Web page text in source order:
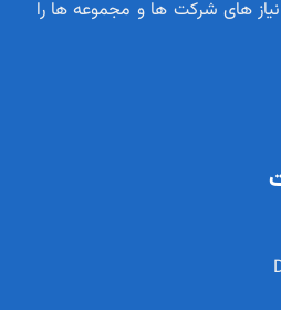
های شرکت ها و مجموعه ها را